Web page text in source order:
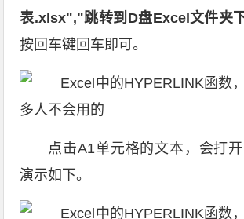
表.xlsx","跳转到D盘Excel文件夹
按回车键回车即可。
点击A1单元格的文本，会打
演示如下。